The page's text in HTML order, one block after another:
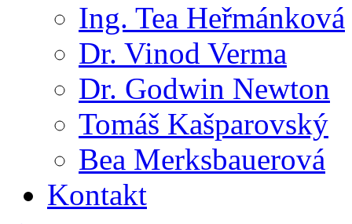
Ing. Tea Heřmánková
Dr. Vinod Verma
Dr. Godwin Newton
Tomáš Kašparovský
Bea Merksbauerová
Kontakt